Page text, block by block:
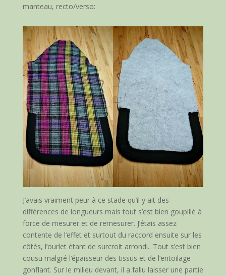
manteau, recto/verso:
J’avais vraiment peur à ce stade qu’il y ait des
différences de longueurs mais tout s’est bien goupillé à
force de mesurer et de remesurer. J’étais assez
contente de l’effet et surtout du raccord ensuite sur les
côtés, l’ourlet étant de surcroit arrondi.. Tout s’est bien
cousu malgré l’épaisseur des tissus et de l’entoilage
gonflant. Sur le milieu devant, il a fallu laisser une partie